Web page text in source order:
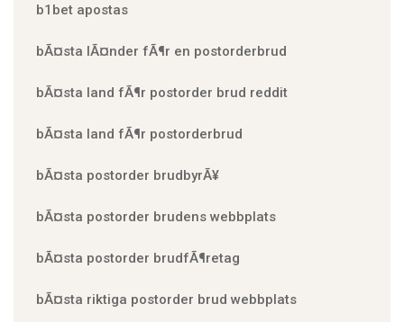
b1bet apostas
bÃ¤sta lÃ¤nder fÃ¶r en postorderbrud
bÃ¤sta land fÃ¶r postorder brud reddit
bÃ¤sta land fÃ¶r postorderbrud
bÃ¤sta postorder brudbyrÃ¥
bÃ¤sta postorder brudens webbplats
bÃ¤sta postorder brudfÃ¶retag
bÃ¤sta riktiga postorder brud webbplats